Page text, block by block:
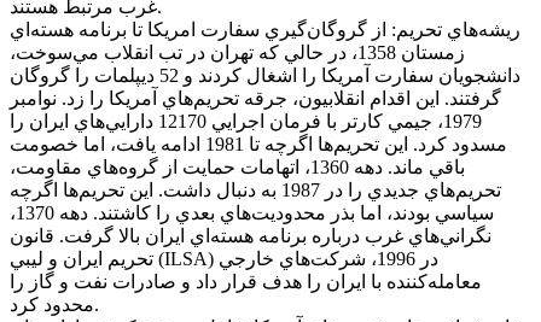
غرب مرتبط هستند.
ريشه‌هاي تحريم: از گروگان‌گيري سفارت امريکا تا برنامه هسته‌اي
زمستان 1358، در حالي که تهران در تب انقلاب مي‌سوخت،
دانشجويان سفارت آمريکا را اشغال کردند و 52 ديپلمات را گروگان
گرفتند. اين اقدام انقلابيون، جرقه تحريم‌هاي آمريکا را زد. نوامبر
1979، جيمي کارتر با فرمان اجرايي 12170 دارايي‌هاي ايران را
مسدود کرد. اين تحريم‌ها اگرچه تا 1981 ادامه يافت، اما خصومت
باقي ماند. دهه 1360، اتهامات حمايت از گروه‌هاي مقاومت،
تحريم‌هاي جديدي را در 1987 به دنبال داشت. اين تحريم‌ها اگرچه
سياسي بودند، اما بذر محدوديت‌هاي بعدي را کاشتند. دهه 1370،
نگراني‌هاي غرب درباره برنامه هسته‌اي ايران بالا گرفت. قانون
تحريم ايران و ليبي (ILSA) در 1996، شرکت‌هاي خارجي
معامله‌کننده با ايران را هدف قرار داد و صادرات نفت و گاز را
محدود کرد.